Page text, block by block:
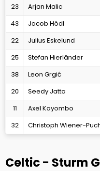
23
Arjan Malic
43
Jacob Hödl
22
Julius Eskelund
25
Stefan Hierländer
38
Leon Grgić
20
Seedy Jatta
11
Axel Kayombo
32
Christoph Wiener-
Celtic - Sturm